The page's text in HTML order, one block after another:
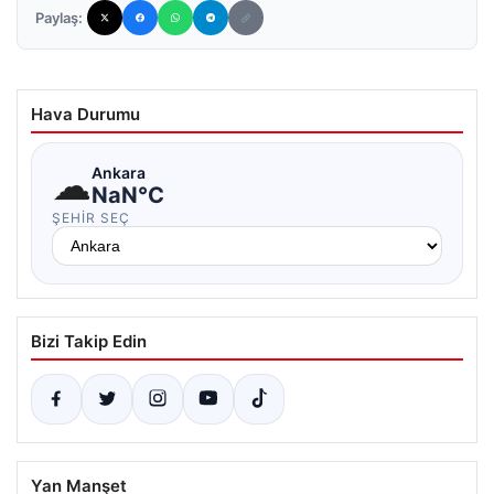
Paylaş:
Hava Durumu
☁Ankara
NaN°C
ŞEHIR SEÇ
Bizi Takip Edin
Yan Manşet